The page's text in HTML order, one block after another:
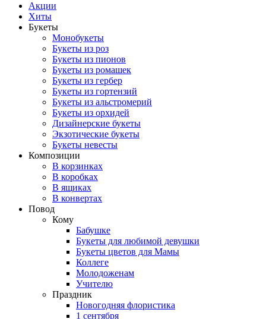
Акции
Хиты
Букеты
Монобукеты
Букеты из роз
Букеты из пионов
Букеты из ромашек
Букеты из гербер
Букеты из гортензий
Букеты из альстромерий
Букеты из орхидей
Дизайнерские букеты
Экзотические букеты
Букеты невесты
Композиции
В корзинках
В коробках
В ящиках
В конвертах
Повод
Кому
Бабушке
Букеты для любимой девушки
Букеты цветов для Мамы
Коллеге
Молодоженам
Учителю
Праздник
Новогодняя флористика
1 сентября